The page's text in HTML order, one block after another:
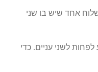
אחד שיש בו שני
לפחות לשני עניים. כדי